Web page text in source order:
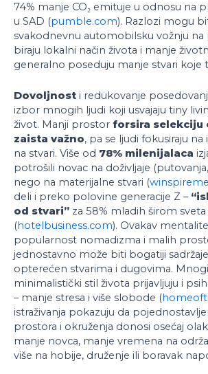
74% manje CO₂ emituje u odnosu na
u SAD (pumble.com). Razlozi mogu
svakodnevnu automobilsku vožnju na
biraju lokalni način života i manje
generalno poseduju manje stvari koje
Dovoljnost i redukovanje
izbor mnogih ljudi koji usvajaju tiny
život. Manji prostor forsira selekciju
zaista važno, pa se ljudi fokusiraju
na stvari. Više od 78% milenijalaca
potrošili novac na doživljaje
nego na materijalne stvari (
deli i preko polovine generacije Z –
od stvari” za 58% mladih širom sveta
(hotelbusiness.com). Ovakav
popularnost nomadizma i malih
jednostavno može biti bogatiji
opterećen stvarima i dugovima.
minimalistički stil života prijavljuju i
– manje stresa i više slobode (
istraživanja pokazuju da
prostora i okruženja donosi osećaj
manje novca, manje vremena na
više na hobije, druženje ili boravak